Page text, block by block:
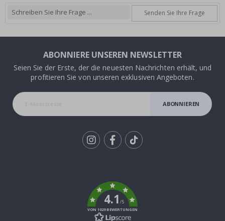
Senden Sie Ihre Frage
ABONNIERE UNSEREN NEWSLETTER
Seien Sie der Erste, der die neuesten Nachrichten erhält, und
profitieren Sie von unseren exklusiven Angeboten.
ABONNIEREN
4.1/5
VON 1029 BEWERTUNGEN